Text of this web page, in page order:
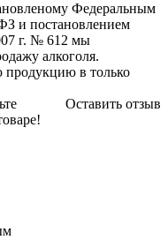
Федеральным
и постановлением
г. № 612 мы
алкоголя.
продукцию в только
Оставить отзыв